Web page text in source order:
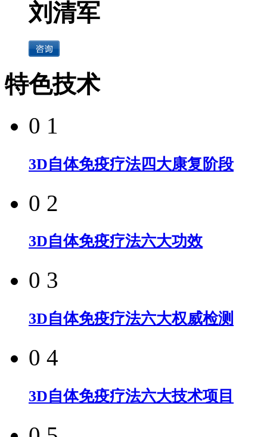
刘清军
特色技术
0 1
3D自体免疫疗法四大康复阶段
0 2
3D自体免疫疗法六大功效
0 3
3D自体免疫疗法六大权威检测
0 4
3D自体免疫疗法六大技术项目